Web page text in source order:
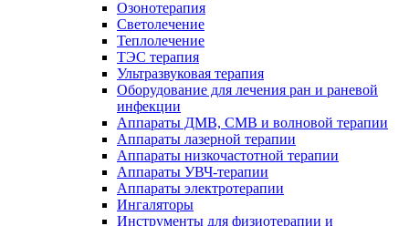
Озонотерапия
Светолечение
Теплолечение
ТЭС терапия
Ультразвуковая терапия
Оборудование для лечения ран и раневой
инфекции
Аппараты ДМВ, СМВ и волновой терапии
Аппараты лазерной терапии
Аппараты низкочастотной терапии
Аппараты УВЧ-терапии
Аппараты электротерапии
Ингаляторы
Инструменты для физиотерапии и